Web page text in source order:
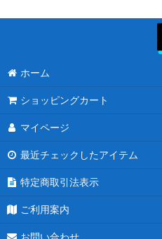
ホーム
ショッピングカート
マイページ
最近チェックしたアイテム
特定商取引法表示
ご利用案内
お問い合わせ